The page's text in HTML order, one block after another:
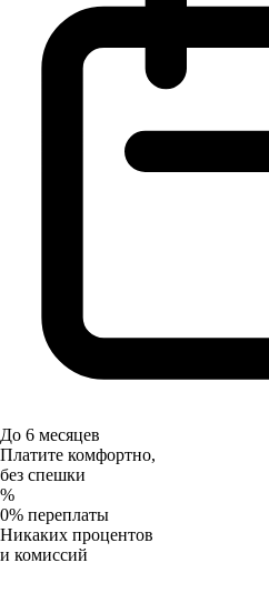
До 6 месяцев
Платите комфортно,
без спешки
%
0% переплаты
Никаких процентов
и комиссий